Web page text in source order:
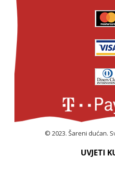
© 2023. Šareni dućan.
UVJETI